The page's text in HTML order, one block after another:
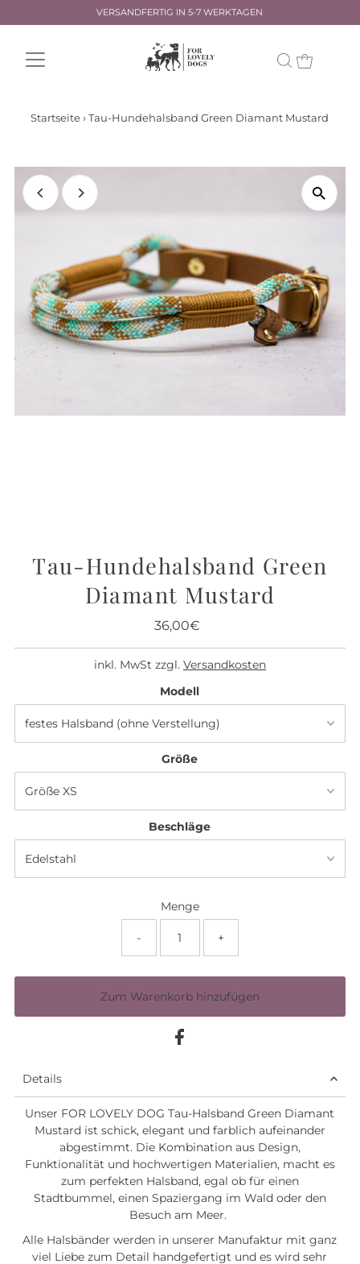
VERSANDFERTIG IN 5-7 WERKTAGEN
Startseite › Tau-Hundehalsband Green Diamant Mustard
Tau-Hundehalsband Green
Diamant Mustard
Regulärer
36,00€
inkl. MwSt zzgl. Versandkosten
Modell
Größe
Beschläge
Menge
- +
Details
Unser FOR LOVELY DOG Tau-Halsband Green Diamant
Mustard ist schick, elegant und farblich aufeinander
abgestimmt. Die Kombination aus Design,
Funktionalität und hochwertigen Materialien, macht es
zum perfekten Halsband, egal ob für einen
Stadtbummel, einen Spaziergang im Wald oder den
Besuch am Meer.
Alle Halsbänder werden in unserer Manufaktur mit ganz
viel Liebe zum Detail handgefertigt und es wird sehr